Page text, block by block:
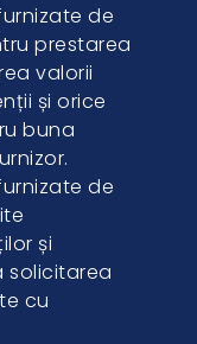
de
prestarea
valorii
și orice
buna
de
și
solicitarea
cu